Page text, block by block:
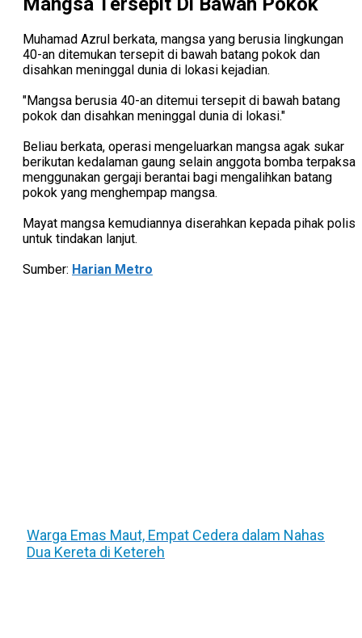
Muhamad Azrul berkata, mangsa yang berusia lingkungan
40-an ditemukan tersepit di bawah batang pokok dan
disahkan meninggal dunia di lokasi kejadian.
"Mangsa berusia 40-an ditemui tersepit di bawah batang
pokok dan disahkan meninggal dunia di lokasi."
Beliau berkata, operasi mengeluarkan mangsa agak sukar
berikutan kedalaman gaung selain anggota bomba terpaksa
menggunakan gergaji berantai bagi mengalihkan batang
pokok yang menghempap mangsa.
Mayat mangsa kemudiannya diserahkan kepada pihak polis
untuk tindakan lanjut.
Sumber: Harian Metro
Warga Emas Maut, Empat Cedera dalam Nahas
Dua Kereta di Ketereh